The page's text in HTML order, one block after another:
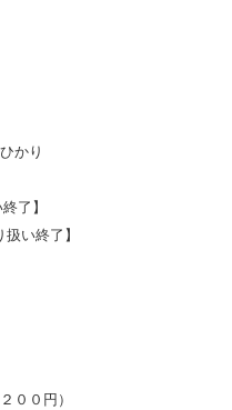
かり
了】
い終了】
００円）